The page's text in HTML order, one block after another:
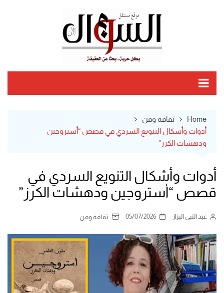
Home
ثقافة وفن
أدوات وأشكال التنويع السردي في قصص “أستروجين
ودهشات الكرز”
أدوات وأشكال التنويع السردي في
قصص “أستروجين ودهشات الكرز”
عبد النبي البزاز 05/07/2026 ثقافة وفن